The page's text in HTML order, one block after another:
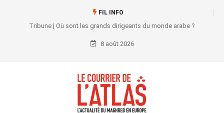
FIL INFO
Tribune | Où sont les grands dirigeants du monde arabe ?
8 août 2026